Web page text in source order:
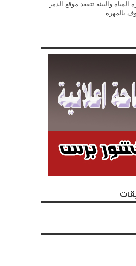
والبيئة تتفقد موقع الدمر
بالمهرة